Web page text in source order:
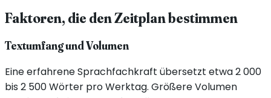
Faktoren, die den Zeitplan bestimmen
Textumfang und Volumen
Eine erfahrene Sprachfachkraft übersetzt etwa 2 000
bis 2 500 Wörter pro Werktag. Größere Volumen